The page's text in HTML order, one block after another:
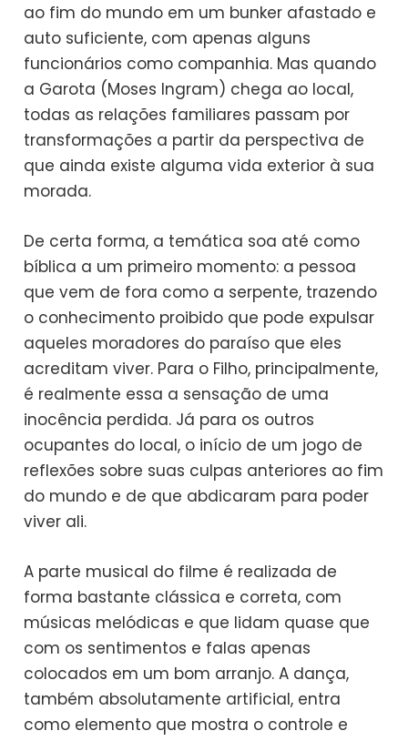
ao fim do mundo em um bunker afastado e
auto suficiente, com apenas alguns
funcionários como companhia. Mas quando
a Garota (Moses Ingram) chega ao local,
todas as relações familiares passam por
transformações a partir da perspectiva de
que ainda existe alguma vida exterior à sua
morada.
De certa forma, a temática soa até como
bíblica a um primeiro momento: a pessoa
que vem de fora como a serpente, trazendo
o conhecimento proibido que pode expulsar
aqueles moradores do paraíso que eles
acreditam viver. Para o Filho, principalmente,
é realmente essa a sensação de uma
inocência perdida. Já para os outros
ocupantes do local, o início de um jogo de
reflexões sobre suas culpas anteriores ao fim
do mundo e de que abdicaram para poder
viver ali.
A parte musical do filme é realizada de
forma bastante clássica e correta, com
músicas melódicas e que lidam quase que
com os sentimentos e falas apenas
colocados em um bom arranjo. A dança,
também absolutamente artificial, entra
como elemento que mostra o controle e